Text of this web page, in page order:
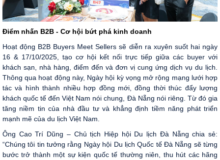
Điểm nhấn B2B - Cơ hội bứt phá kinh doanh
Hoạt động B2B Buyers Meet Sellers sẽ diễn ra xuyên suốt hai ngày
16 & 17/10/2025, tạo cơ hội kết nối trực tiếp giữa các buyer với
khách sạn, nhà hàng, điểm đến và đơn vị cung ứng dịch vụ du lịch.
Thông qua hoạt động này, Ngày hội kỳ vọng mở rộng mạng lưới hợp
tác và hình thành nhiều hợp đồng mới, đồng thời thúc đẩy lượng
khách quốc tế đến Việt Nam nói chung, Đà Nẵng nói riêng. Từ đó gia
tăng niềm tin của nhà đầu tư và khẳng định tiềm năng phát triển
mạnh mẽ của du lịch Việt Nam.
Ông Cao Trí Dũng – Chủ tịch Hiệp hội Du lịch Đà Nẵng chia sẻ:
“Chúng tôi tin tưởng rằng Ngày hội Du lịch Quốc tế Đà Nẵng sẽ từng
bước trở thành một sự kiện quốc tế thường niên, thu hút các hãng